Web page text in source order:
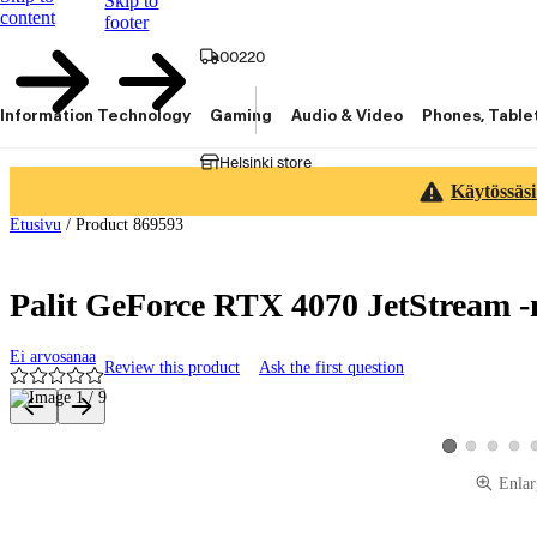
content
footer
00220
Helsinki store
Information Technology Gaming Audio & Video Phones,
Etusivu / Product 869593
Palit GeForce RTX 4070 JetStream
Ei arvosanaa
Review this product Ask the first question
Product images and videos
View product
View product
View View